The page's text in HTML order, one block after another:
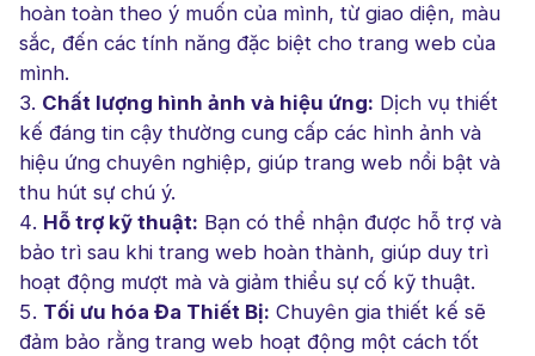
hoàn toàn theo ý muốn của mình, từ giao diện, màu
sắc, đến các tính năng đặc biệt cho trang web của
mình.
Chất lượng hình ảnh và hiệu ứng: Dịch vụ thiết
kế đáng tin cậy thường cung cấp các hình ảnh và
hiệu ứng chuyên nghiệp, giúp trang web nổi bật và
thu hút sự chú ý.
Hỗ trợ kỹ thuật: Bạn có thể nhận được hỗ trợ và
bảo trì sau khi trang web hoàn thành, giúp duy trì
hoạt động mượt mà và giảm thiểu sự cố kỹ thuật.
Tối ưu hóa Đa Thiết Bị: Chuyên gia thiết kế sẽ
đảm bảo rằng trang web hoạt động một cách tốt